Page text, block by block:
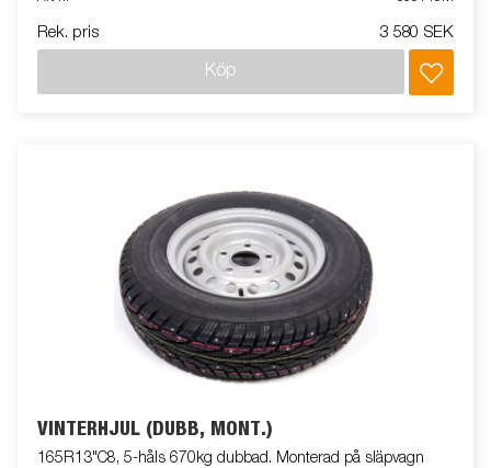
Rek. pris 3 580 SEK
Köp
VINTERHJUL (DUBB, MONT.)
165R13"C8, 5-håls 670kg dubbad. Monterad på släpvagn